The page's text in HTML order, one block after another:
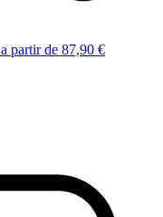
a partir de 87,90 €